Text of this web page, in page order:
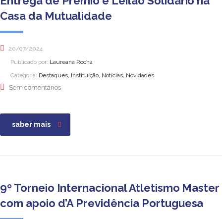
Casa da Mutualidade
20/07/2024
Publicado por: Laureana Rocha
Categoria: Destaques, Instituição, Notícias, Novidades
Sem comentários
saber mais
9º Torneio Internacional Atletismo Master
com apoio d’A Previdência Portuguesa